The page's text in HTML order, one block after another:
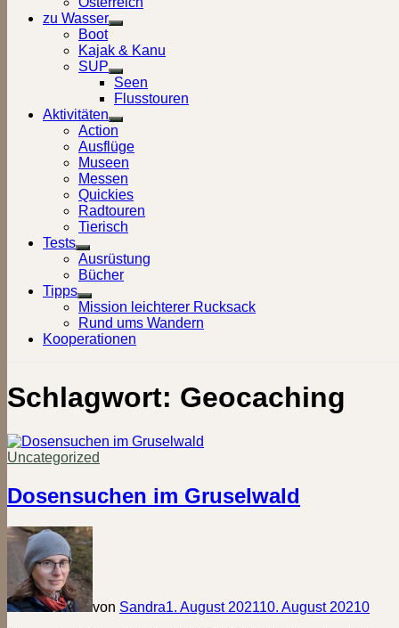
zu Wasser
Show
sub
menu
Boot
Kajak & Kanu
SUP
Show
sub
menu
Seen
Flusstouren
Aktivitäten
Show
sub
menu
Action
Ausflüge
Museen
Messen
Quickies
Radtouren
Tierisch
Tests
Show
sub
menu
Ausrüstung
Bücher
Tipps
Show
sub
menu
Mission leichterer Rucksack
Rund ums Wandern
Kooperationen
Schlagwort: Geocaching
Uncategorized
Dosensuchen im Gruselwald
von Sandra1. August 202110. August 20210